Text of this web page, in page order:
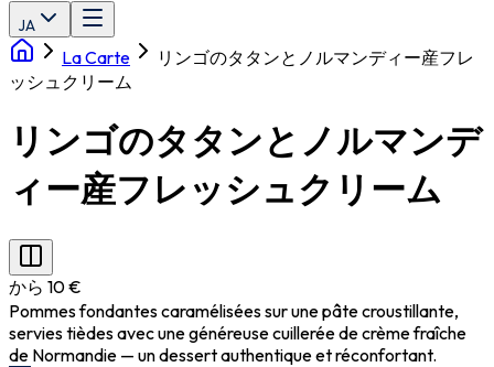
JA
La Carte
リンゴのタタンとノルマンディー産フレ
ッシュクリーム
リンゴのタタンとノルマンデ
ィー産フレッシュクリーム
から 10 €
Pommes fondantes caramélisées sur une pâte croustillante,
servies tièdes avec une généreuse cuillerée de crème fraîche
de Normandie — un dessert authentique et réconfortant.